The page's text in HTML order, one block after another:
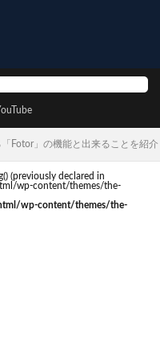
Fotor」の機能と出来ることを紹介
(previously declared in
wp-content/themes/the-
wp-content/themes/the-